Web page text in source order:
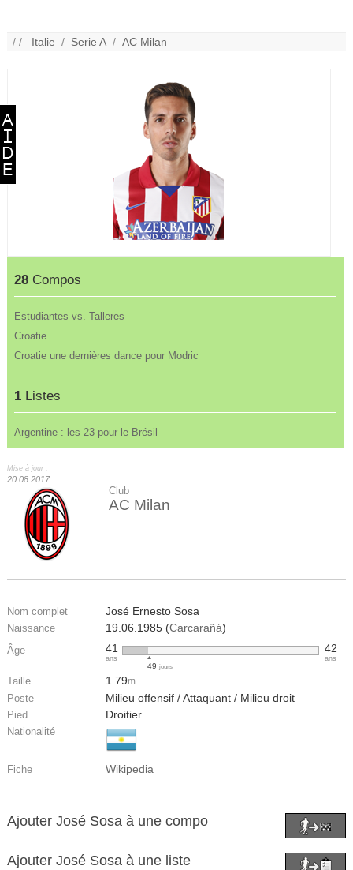
/ / Italie / Serie A /AC Milan
28 Compos
Estudiantes vs. Talleres
Croatie
Croatie une dernières dance pour Modric
1 Listes
Argentine : les 23 pour le Brésil
Mise à jour :
20.08.2017
Club
AC Milan
Nom complet José Ernesto Sosa
Naissance 19.06.1985 (Carcarañá)
Âge 41
ans
49 jours
42
ans
Taille 1.79m
Poste Milieu offensif / Attaquant / Milieu droit
Pied Droitier
Nationalité
Fiche Wikipedia
Ajouter José Sosa à une compo
Ajouter José Sosa à une liste